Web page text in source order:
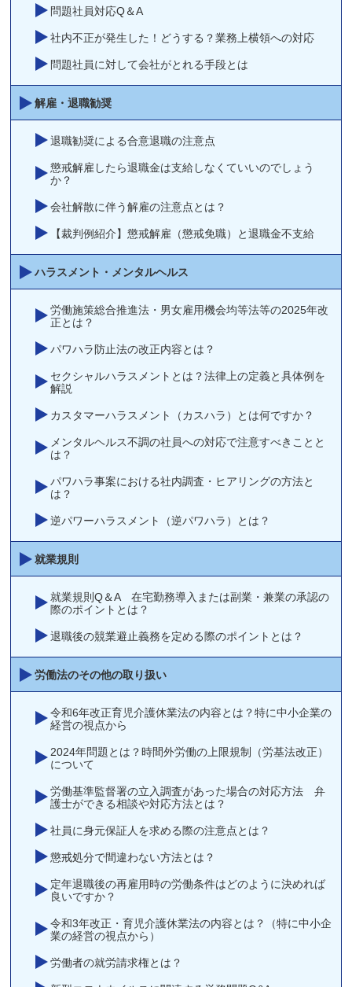
問題社員対応Q＆A
社内不正が発生した！どうする？業務上横領への対応
問題社員に対して会社がとれる手段とは
解雇・退職勧奨
退職勧奨による合意退職の注意点
懲戒解雇したら退職金は支給しなくていいのでしょう
か？
会社解散に伴う解雇の注意点とは？
【裁判例紹介】懲戒解雇（懲戒免職）と退職金不支給
ハラスメント・メンタルヘルス
労働施策総合推進法・男女雇用機会均等法等の2025年改
正とは？
パワハラ防止法の改正内容とは？
セクシャルハラスメントとは？法律上の定義と具体例を
解説
カスタマーハラスメント（カスハラ）とは何ですか？
メンタルヘルス不調の社員への対応で注意すべきことと
は？
パワハラ事案における社内調査・ヒアリングの方法と
は？
逆パワーハラスメント（逆パワハラ）とは？
就業規則
就業規則Q＆A 在宅勤務導入または副業・兼業の承認の
際のポイントとは？
退職後の競業避止義務を定める際のポイントとは？
労働法のその他の取り扱い
令和6年改正育児介護休業法の内容とは？特に中小企業の
経営の視点から
2024年問題とは？時間外労働の上限規制（労基法改正）
について
労働基準監督署の立入調査があった場合の対応方法 弁
護士ができる相談や対応方法とは？
社員に身元保証人を求める際の注意点とは？
懲戒処分で間違わない方法とは？
定年退職後の再雇用時の労働条件はどのように決めれば
良いですか？
令和3年改正・育児介護休業法の内容とは？（特に中小企
業の経営の視点から）
労働者の就労請求権とは？